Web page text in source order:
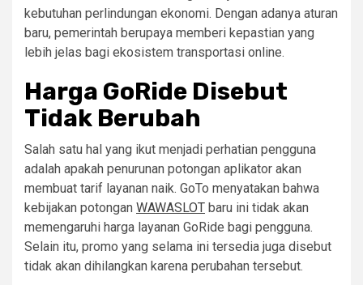
kebutuhan perlindungan ekonomi. Dengan adanya aturan
baru, pemerintah berupaya memberi kepastian yang
lebih jelas bagi ekosistem transportasi online.
Harga GoRide Disebut
Tidak Berubah
Salah satu hal yang ikut menjadi perhatian pengguna
adalah apakah penurunan potongan aplikator akan
membuat tarif layanan naik. GoTo menyatakan bahwa
kebijakan potongan WAWASLOT baru ini tidak akan
memengaruhi harga layanan GoRide bagi pengguna.
Selain itu, promo yang selama ini tersedia juga disebut
tidak akan dihilangkan karena perubahan tersebut.